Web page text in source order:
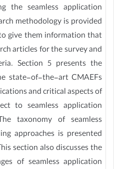
the seamless application
methodology is provided
give them information that
articles for the survey and
Section 5 presents the
state-of-the-art CMAEFs
and critical aspects of
to seamless application
taxonomy of seamless
approaches is presented
section also discusses the
of seamless application